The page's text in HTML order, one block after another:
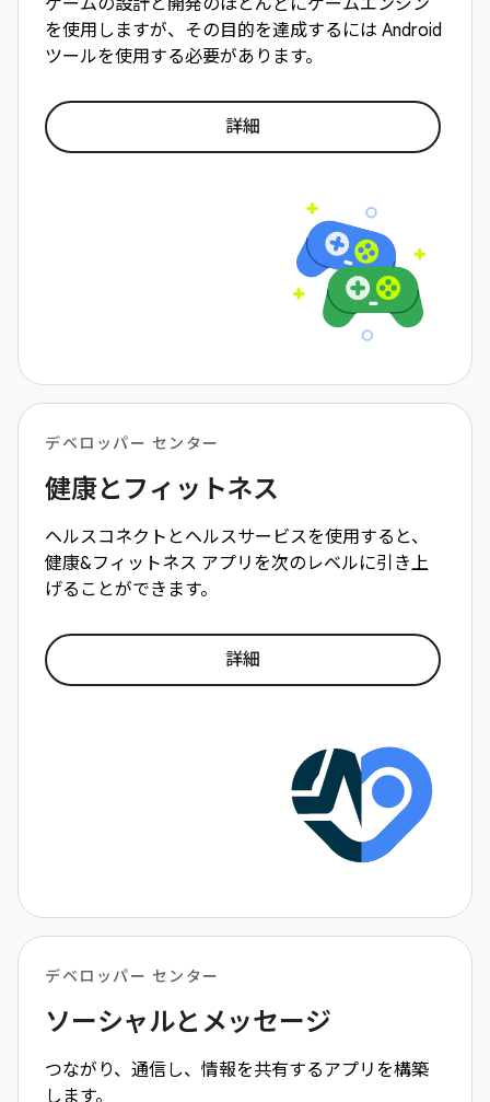
を使用しますが、その目的を達成するには Android
ツールを使用する必要があります。
詳細
デベロッパー センター
健康とフィットネス
ヘルスコネクトとヘルスサービスを使用すると、
健康&フィットネス アプリを次のレベルに引き上
げることができます。
詳細
デベロッパー センター
ソーシャルとメッセージ
つながり、通信し、情報を共有するアプリを構築
します。